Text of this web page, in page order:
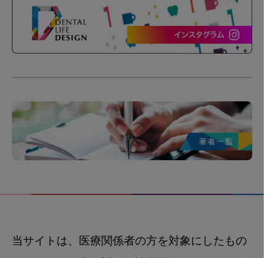
当サイトは、医療関係者の方を対象にしたもの